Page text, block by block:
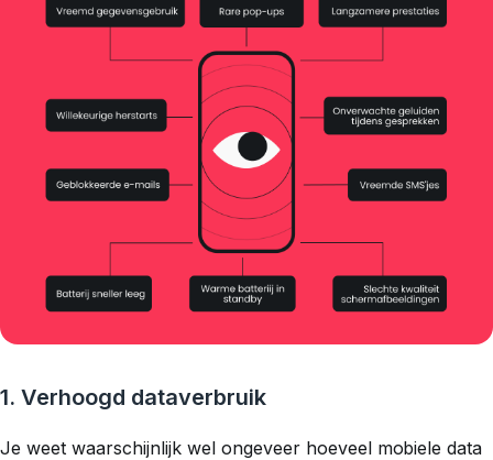
1. Verhoogd dataverbruik
Je weet waarschijnlijk wel ongeveer hoeveel mobiele data